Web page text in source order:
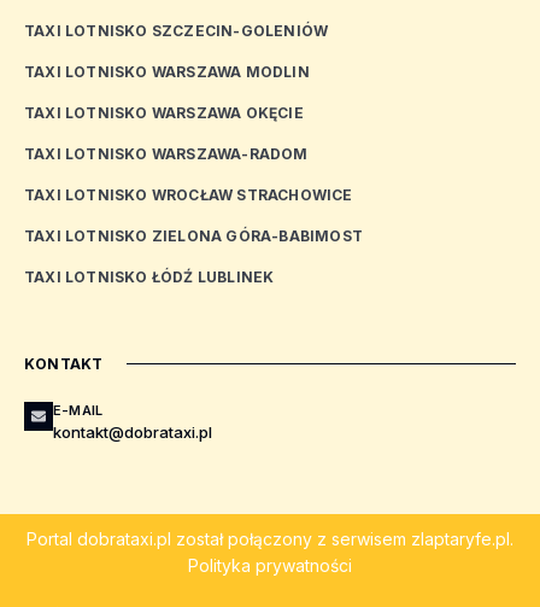
TAXI LOTNISKO SZCZECIN-GOLENIÓW
TAXI LOTNISKO WARSZAWA MODLIN
TAXI LOTNISKO WARSZAWA OKĘCIE
TAXI LOTNISKO WARSZAWA-RADOM
TAXI LOTNISKO WROCŁAW STRACHOWICE
TAXI LOTNISKO ZIELONA GÓRA-BABIMOST
TAXI LOTNISKO ŁÓDŹ LUBLINEK
KONTAKT
E-MAIL
kontakt@dobrataxi.pl
Portal dobrataxi.pl został połączony z serwisem zlaptaryfe.pl.
Polityka prywatności